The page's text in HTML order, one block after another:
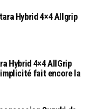
Hybrid 4×4 Allgrip
Hybrid 4×4 AllGrip
fait encore la